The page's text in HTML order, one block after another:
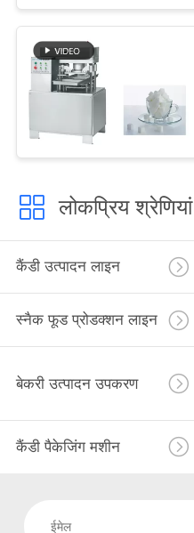
लोकप्रिय श्रेणियां
कैंडी उत्पादन लाइन
स्नैक फूड प्रोडक्शन लाइन
बेकरी उत्पादन उपकरण
कैंडी पैकेजिंग मशीन